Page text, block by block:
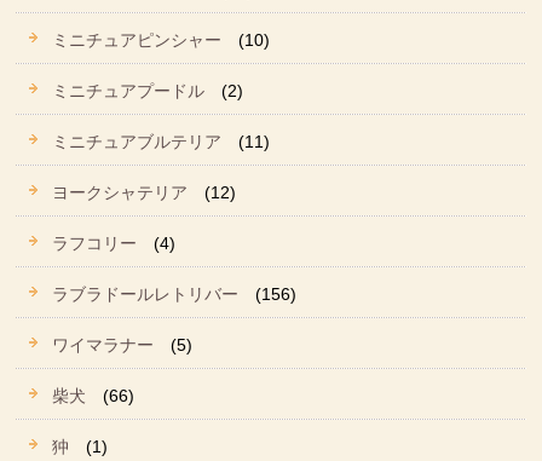
ミニチュアピンシャー (10)
ミニチュアプードル (2)
ミニチュアブルテリア (11)
ヨークシャテリア (12)
ラフコリー (4)
ラブラドールレトリバー (156)
ワイマラナー (5)
柴犬 (66)
狆 (1)